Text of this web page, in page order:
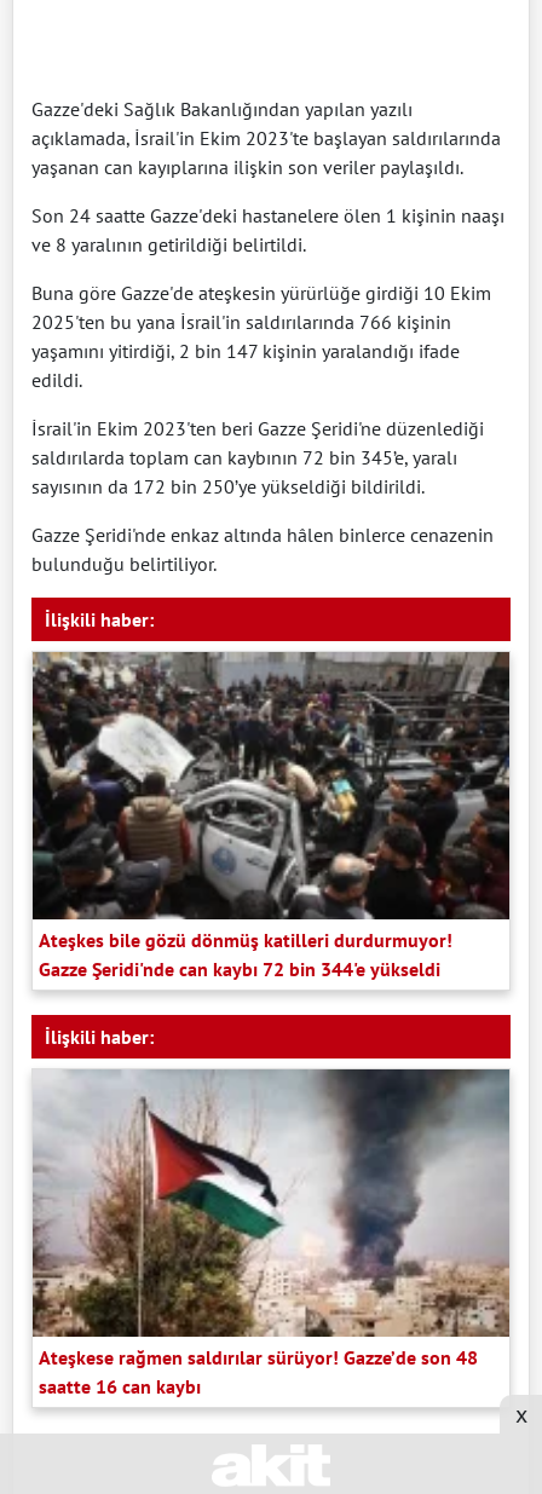
Gazze'deki Sağlık Bakanlığından yapılan yazılı
açıklamada, İsrail'in Ekim 2023'te başlayan saldırılarında
yaşanan can kayıplarına ilişkin son veriler paylaşıldı.
Son 24 saatte Gazze'deki hastanelere ölen 1 kişinin naaşı
ve 8 yaralının getirildiği belirtildi.
Buna göre Gazze'de ateşkesin yürürlüğe girdiği 10 Ekim
2025'ten bu yana İsrail'in saldırılarında 766 kişinin
yaşamını yitirdiği, 2 bin 147 kişinin yaralandığı ifade
edildi.
İsrail'in Ekim 2023'ten beri Gazze Şeridi'ne düzenlediği
saldırılarda toplam can kaybının 72 bin 345’e, yaralı
sayısının da 172 bin 250’ye yükseldiği bildirildi.
Gazze Şeridi'nde enkaz altında hâlen binlerce cenazenin
bulunduğu belirtiliyor.
İlişkili haber:
Ateşkes bile gözü dönmüş katilleri durdurmuyor!
Gazze Şeridi'nde can kaybı 72 bin 344'e yükseldi
İlişkili haber:
Ateşkese rağmen saldırılar sürüyor! Gazze’de son 48
saatte 16 can kaybı
x